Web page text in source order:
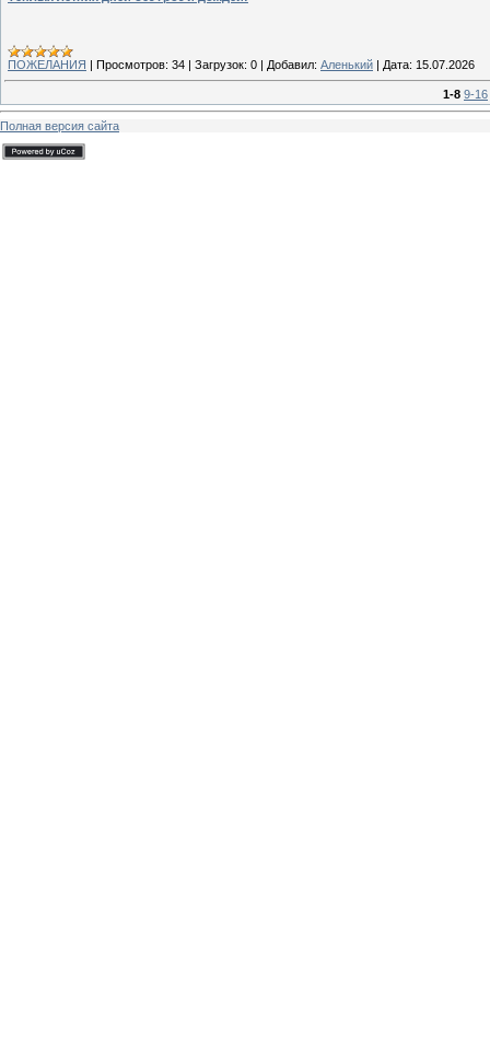
ПОЖЕЛАНИЯ | Просмотров: 34 | Загрузок: 0 | Добавил: Аленький | Дата: 15.07.2026
1-8 9-16
Полная версия сайта